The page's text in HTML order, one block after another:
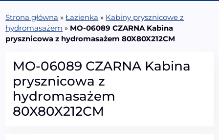
Strona główna »Łazienka » Kabiny prysznicowe z
hydromasażem » MO-06089 CZARNA Kabina
prysznicowa z hydromasażem 80X80X212CM
MO-06089 CZARNA Kabina
prysznicowa z
hydromasażem
80X80X212CM